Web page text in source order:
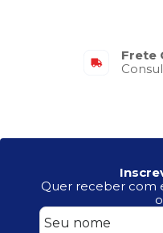
Frete
Quer receber com